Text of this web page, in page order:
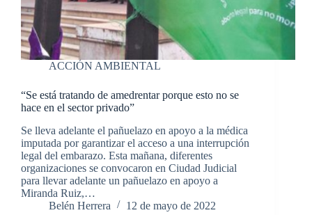
ACCIÓN AMBIENTAL
“Se está tratando de amedrentar porque esto no se
hace en el sector privado”
Se lleva adelante el pañuelazo en apoyo a la médica
imputada por garantizar el acceso a una interrupción
legal del embarazo. Esta mañana, diferentes
organizaciones se convocaron en Ciudad Judicial
para llevar adelante un pañuelazo en apoyo a
Miranda Ruiz,…
Belén Herrera
12 de mayo de 2022